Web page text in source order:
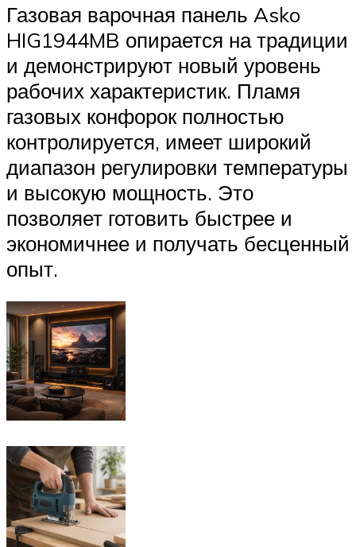
Газовая варочная панель Asko
HIG1944MB опирается на традиции
и демонстрируют новый уровень
рабочих характеристик. Пламя
газовых конфорок полностью
контролируется, имеет широкий
диапазон регулировки температуры
и высокую мощность. Это
позволяет готовить быстрее и
экономичнее и получать бесценный
опыт.